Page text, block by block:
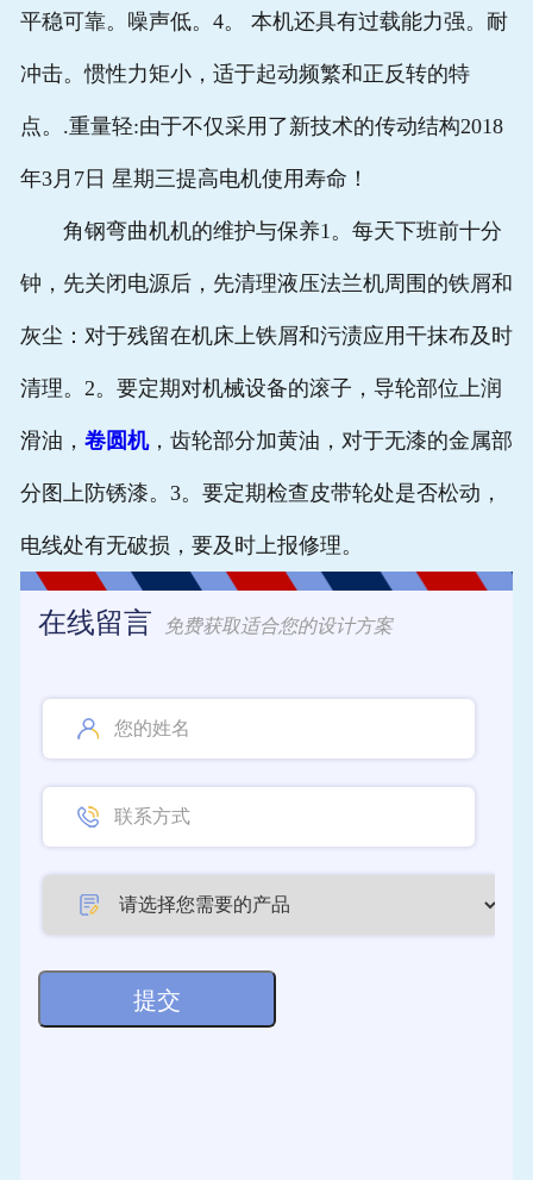
平稳可靠。噪声低。4。 本机还具有过载能力强。耐
冲击。惯性力矩小，适于起动频繁和正反转的特
点。.重量轻:由于不仅采用了新技术的传动结构2018
年3月7日 星期三提高电机使用寿命！
角钢弯曲机机的维护与保养1。每天下班前十分
钟，先关闭电源后，先清理液压法兰机周围的铁屑和
灰尘：对于残留在机床上铁屑和污渍应用干抹布及时
清理。2。要定期对机械设备的滚子，导轮部位上润
滑油， 卷圆机，齿轮部分加黄油，对于无漆的金属部
分图上防锈漆。3。要定期检查皮带轮处是否松动，
电线处有无破损，要及时上报修理。
在线留言 免费获取适合您的设计方案